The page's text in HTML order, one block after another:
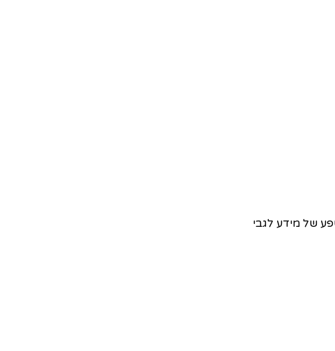
של מידע לגבי